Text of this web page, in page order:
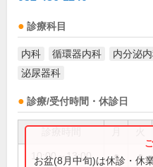
診療科目
内科 循環器内科 内分泌
泌尿器科
診療/受付時間・休診日
10:00～13:00 ● ●
お盆(8月中旬)は休診・休